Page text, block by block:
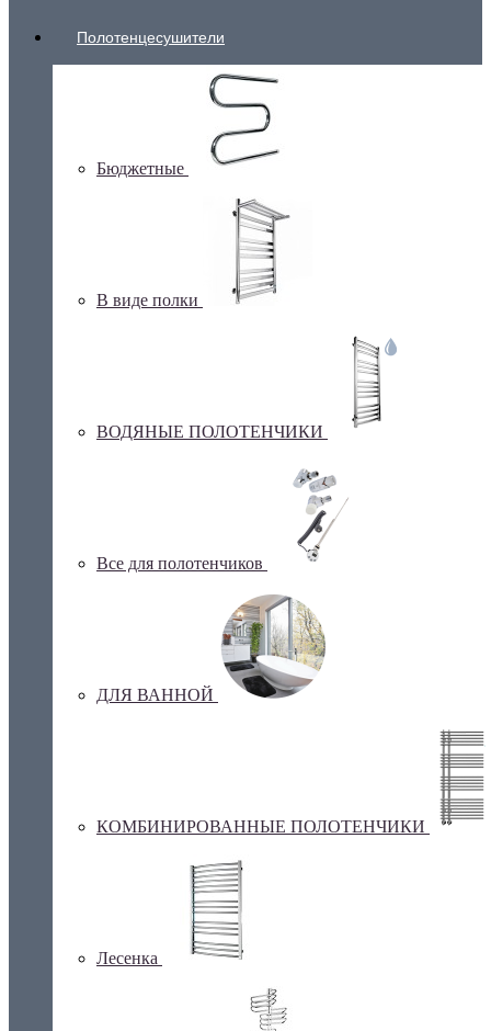
Полотенцесушители
Бюджетные
В виде полки
ВОДЯНЫЕ ПОЛОТЕНЧИКИ
Все для полотенчиков
ДЛЯ ВАННОЙ
КОМБИНИРОВАННЫЕ ПОЛОТЕНЧИКИ
Лесенка